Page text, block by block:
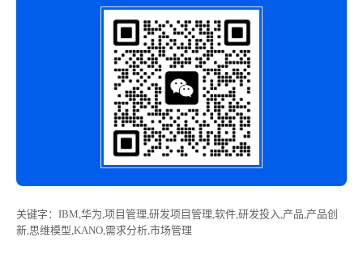
关键字 ：IBM,华为,项目管理,研发项目管理,软件,研发投入,产品,产品创
新,思维模型,KANO,需求分析,市场管理